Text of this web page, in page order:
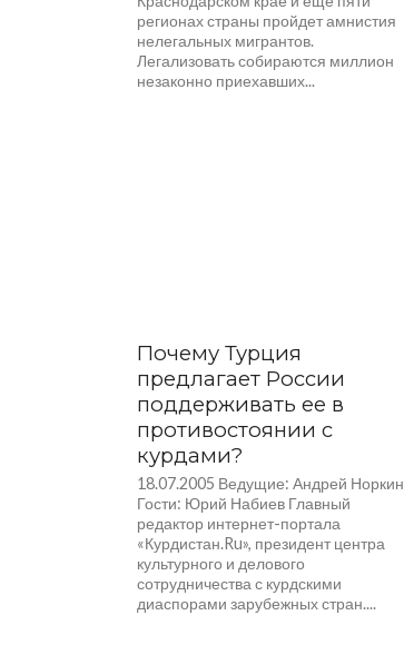
регионах страны пройдет амнистия
нелегальных мигрантов.
Легализовать собираются миллион
незаконно приехавших...
Почему Турция
предлагает России
поддерживать ее в
противостоянии с
курдами?
18.07.2005 Ведущие: Андрей Норкин
Гости: Юрий Набиев Главный
редактор интернет-портала
«Курдистан.Ru», президент центра
культурного и делового
сотрудничества с курдскими
диаспорами зарубежных стран....